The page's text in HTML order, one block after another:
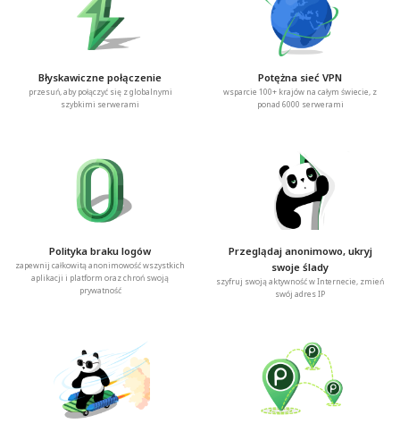
Błyskawiczne połączenie
przesuń, aby połączyć się z globalnymi
szybkimi serwerami
Potężna sieć VPN
wsparcie 100+ krajów na całym świecie, z
ponad 6000 serwerami
Polityka braku logów
zapewnij całkowitą anonimowość wszystkich
aplikacji i platform oraz chroń swoją
prywatność
Przeglądaj anonimowo, ukryj
swoje ślady
szyfruj swoją aktywność w Internecie, zmień
swój adres IP